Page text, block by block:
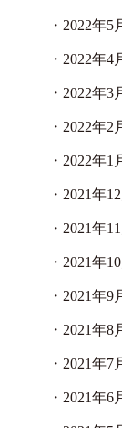
・ 2022年5
・ 2022年4
・ 2022年3
・ 2022年2
・ 2022年1
・ 2021年
・ 2021年
・ 2021年
・ 2021年9
・ 2021年8
・ 2021年7
・ 2021年6